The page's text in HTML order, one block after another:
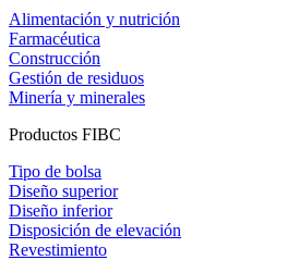
Alimentación y nutrición
Farmacéutica
Construcción
Gestión de residuos
Minería y minerales
Productos FIBC
Tipo de bolsa
Diseño superior
Diseño inferior
Disposición de elevación
Revestimiento